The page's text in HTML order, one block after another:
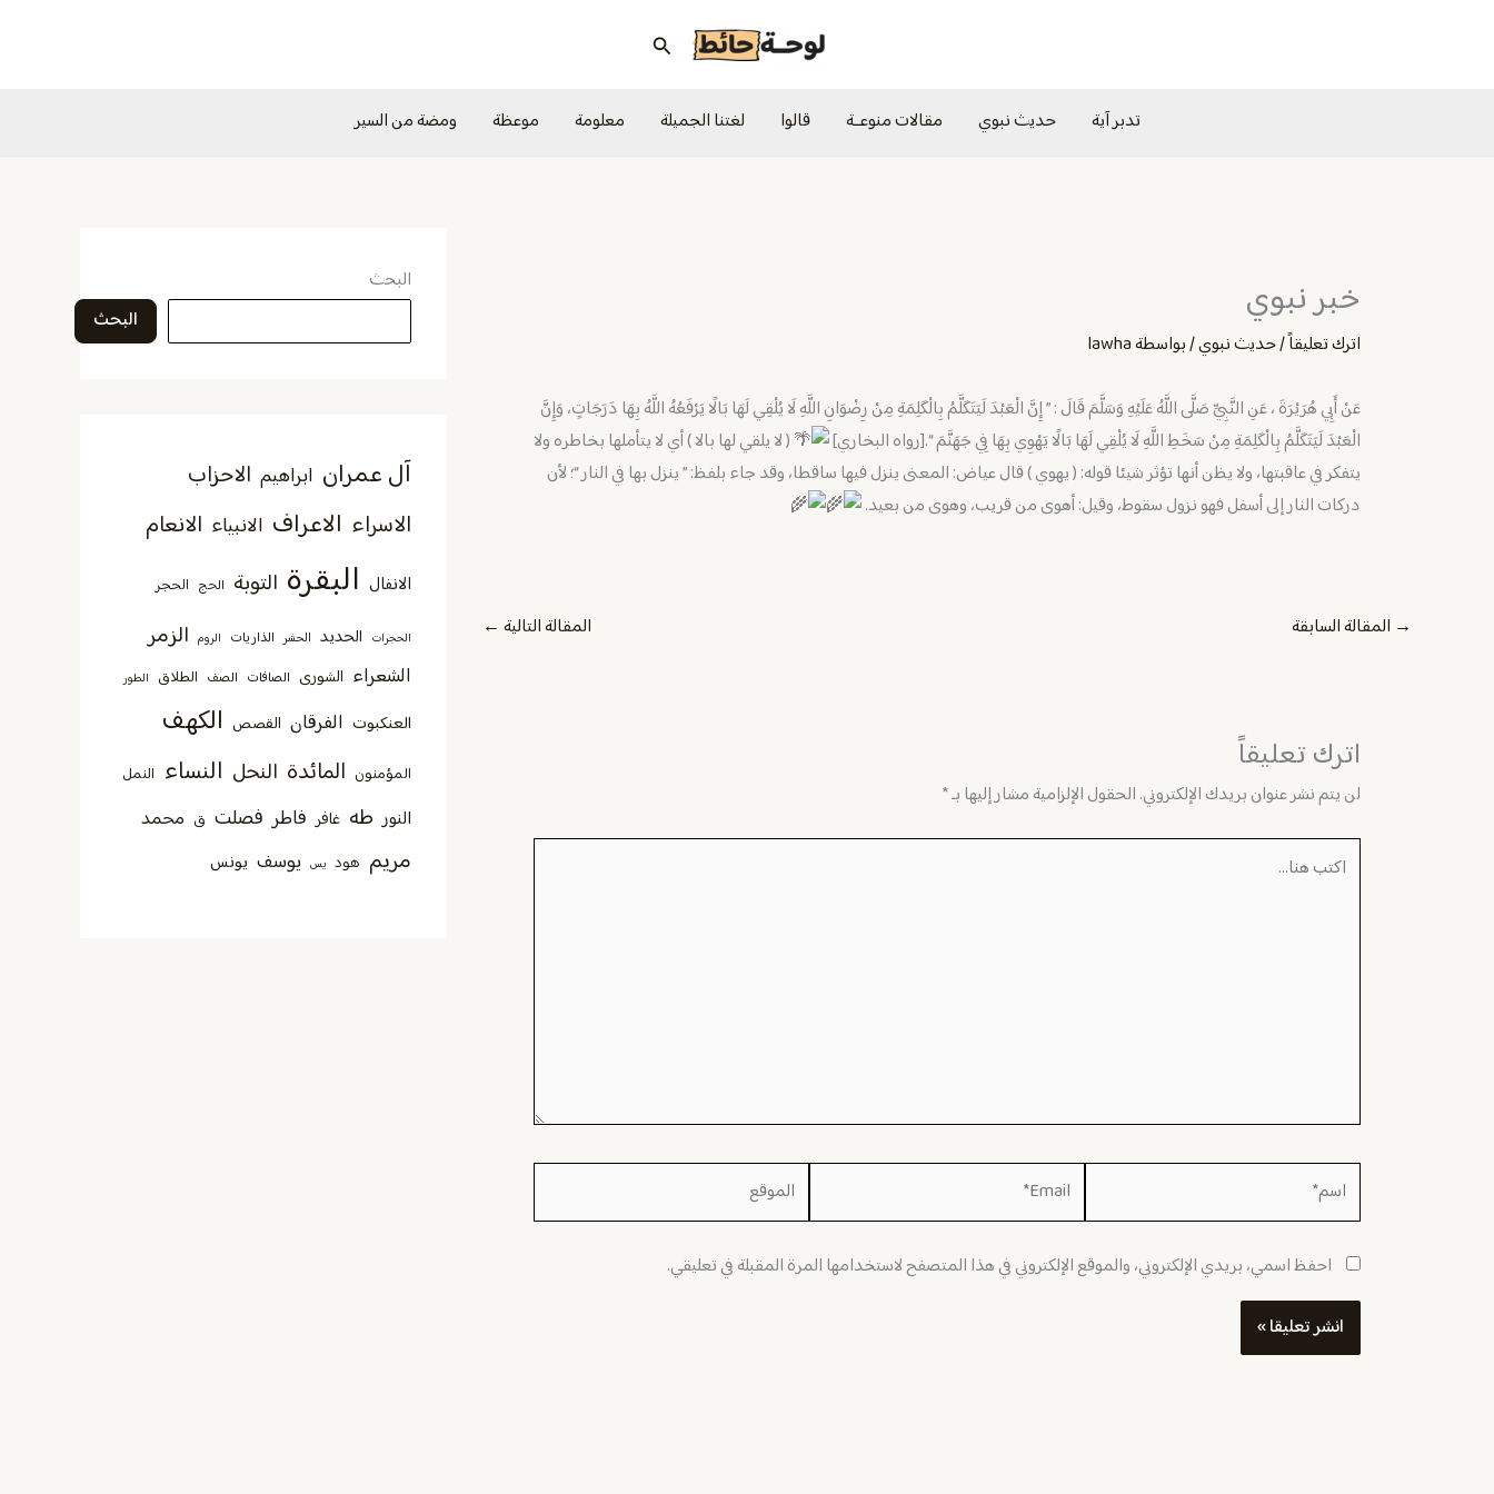
البحث
تدبر آية حديث نبوي مقالات منوعــة قالوا لغتنا الجميلة معلومة موعظة ومضة من السير
خبر نبوي
اترك تعليقاً/حديث نبوي/ بواسطةlawha
عَنْ أَبِي هُرَيْرَةَ ، عَنِ النَّبِيِّ صَلَّى اللَّهُ عَلَيْهِ وَسَلَّمَ قَالَ : ” إِنَّ الْعَبْدَ لَيَتَكَلَّمُ بِالْكَلِمَةِ مِنْ رِضْوَانِ اللَّهِ لَا يُلْقِي لَهَا بَالًا يَرْفَعُهُ اللَّهُ بِهَا دَرَجَاتٍ، وَإِنَّ
الْعَبْدَ لَيَتَكَلَّمُ بِالْكَلِمَةِ مِنْ سَخَطِ اللَّهِ لَا يُلْقِي لَهَا بَالًا يَهْوِي بِهَا فِي جَهَنَّمَ “.[رواه البخاري]
( لا يلقي لها بالا ) أي لا يتأملها بخاطره ولا
يتفكر في عاقبتها، ولا يظن أنها تؤثر شيئا قوله: ( يهوي ) قال عياض: المعنى ينزل فيها ساقطا، وقد جاء بلفظ: ” ينزل بها في النار “؛ لأن
دركات النار إلى أسفل فهو نزول سقوط، وقيل: أهوى من قريب، وهوى من بعيد.
→ المقالة السابقة المقالة التالية ←
اترك تعليقاً
لن يتم نشر عنوان بريدك الإلكتروني.الحقول الإلزامية مشار إليها بـ*
اكتب
اسم* Email* الموقع
احفظ اسمي، بريدي الإلكتروني، والموقع الإلكتروني في هذا المتصفح لاستخدامها المرة المقبلة في تعليقي.
البحث
البحث
آل عمران ابراهيم الاحزاب
الاسراء الاعراف الانبياء الانعام
الانفال البقرة التوبة الحج الحجر
الحجرات الحديد الحشر الذاريات الروم الزمر
الشعراء الشورى الصافات الصف الطلاق الطور
العنكبوت الفرقان القصص الكهف
المؤمنون المائدة النحل النساء النمل
النور طه غافر فاطر فصلت ق محمد
مريم هود يس يوسف يونس